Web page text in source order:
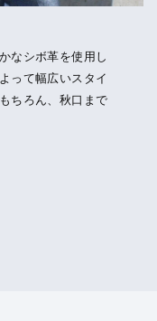
なシボ革を使用し
って幅広いスタイ
ちろん、秋口まで